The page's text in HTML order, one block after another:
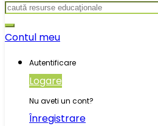
Contul meu
Autentificare
Logare
Nu aveti un cont?
Înregistrare